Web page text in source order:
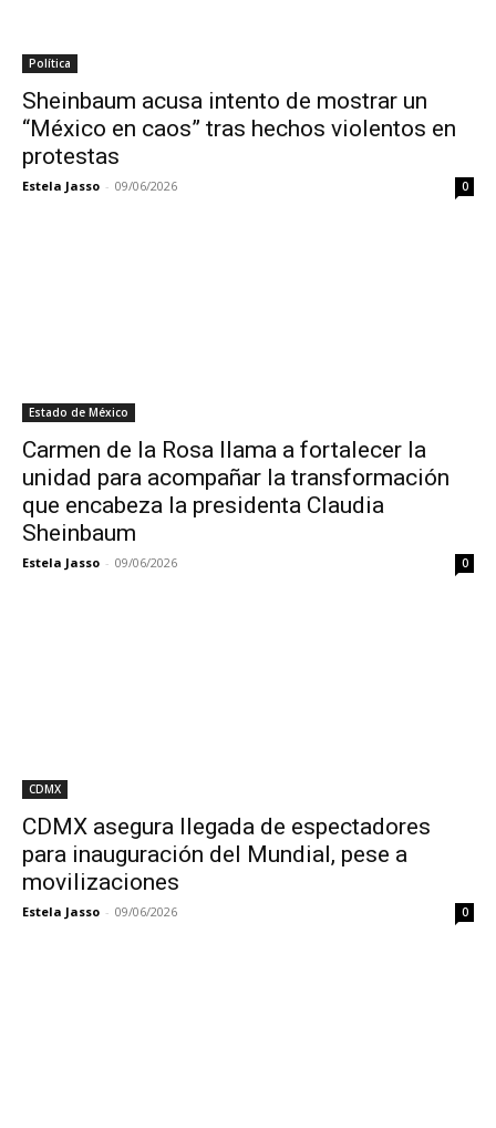
Política
Sheinbaum acusa intento de mostrar un
“México en caos” tras hechos violentos en
protestas
Estela Jasso - 09/06/2026 0
Estado de México
Carmen de la Rosa llama a fortalecer la
unidad para acompañar la transformación
que encabeza la presidenta Claudia
Sheinbaum
Estela Jasso - 09/06/2026 0
CDMX
CDMX asegura llegada de espectadores
para inauguración del Mundial, pese a
movilizaciones
Estela Jasso - 09/06/2026 0